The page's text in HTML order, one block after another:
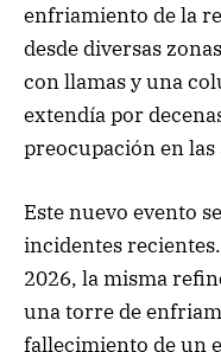
enfriamiento de la
desde diversas
con llamas y una
extendía por
preocupación en las
Este nuevo evento
incidentes
2026, la misma
una torre de
fallecimiento de un